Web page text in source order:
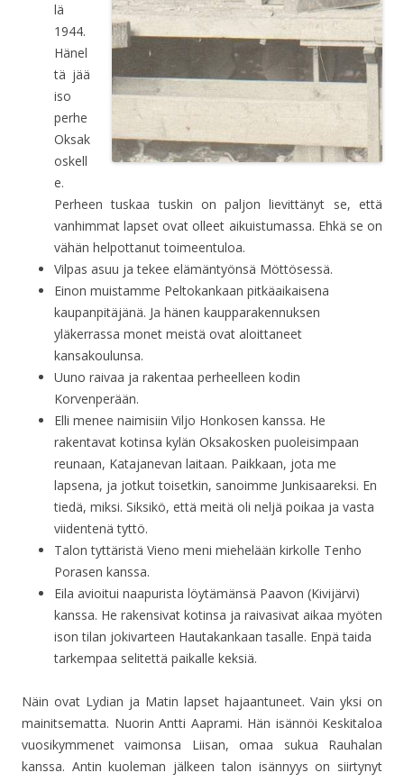
lä
1944.
Hänel
tä jää
iso
perhe
Oksak
oskell
e.
Perheen tuskaa tuskin on paljon lievittänyt se, että
vanhimmat lapset ovat olleet aikuistumassa. Ehkä se on
vähän helpottanut toimeentuloa.
Vilpas asuu ja tekee elämäntyönsä Möttösessä.
Einon muistamme Peltokankaan pitkäaikaisena
kaupanpitäjänä. Ja hänen kaupparakennuksen
yläkerrassa monet meistä ovat aloittaneet
kansakoulunsa.
Uuno raivaa ja rakentaa perheelleen kodin
Korvenperään.
Elli menee naimisiin Viljo Honkosen kanssa. He
rakentavat kotinsa kylän Oksakosken puoleisimpaan
reunaan, Katajanevan laitaan. Paikkaan, jota me
lapsena, ja jotkut toisetkin, sanoimme Junkisaareksi. En
tiedä, miksi. Siksikö, että meitä oli neljä poikaa ja vasta
viidentenä tyttö.
Talon tyttäristä Vieno meni miehelään kirkolle Tenho
Porasen kanssa.
Eila avioitui naapurista löytämänsä Paavon (Kivijärvi)
kanssa. He rakensivat kotinsa ja raivasivat aikaa myöten
ison tilan jokivarteen Hautakankaan tasalle. Enpä taida
tarkempaa selitettä paikalle keksiä.
Näin ovat Lydian ja Matin lapset hajaantuneet. Vain yksi on
mainitsematta. Nuorin Antti Aaprami. Hän isännöi Keskitaloa
vuosikymmenet vaimonsa Liisan, omaa sukua Rauhalan
kanssa. Antin kuoleman jälkeen talon isännyys on siirtynyt